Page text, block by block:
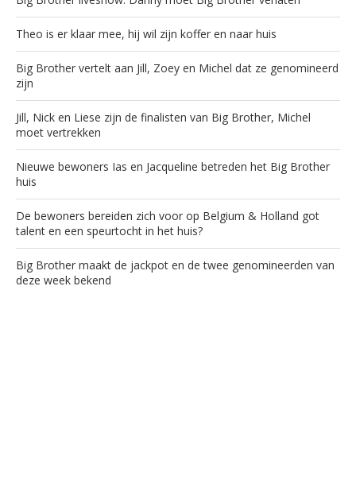
Theo is er klaar mee, hij wil zijn koffer en naar huis
Big Brother vertelt aan Jill, Zoey en Michel dat ze genomineerd
zijn
Jill, Nick en Liese zijn de finalisten van Big Brother, Michel
moet vertrekken
Nieuwe bewoners Ias en Jacqueline betreden het Big Brother
huis
De bewoners bereiden zich voor op Belgium & Holland got
talent en een speurtocht in het huis?
Big Brother maakt de jackpot en de twee genomineerden van
deze week bekend